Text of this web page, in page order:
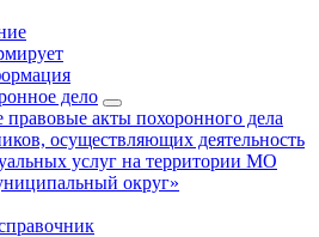
дело
акты похоронного дела
осуществляющих деятельность
услуг на территории МО
округ»